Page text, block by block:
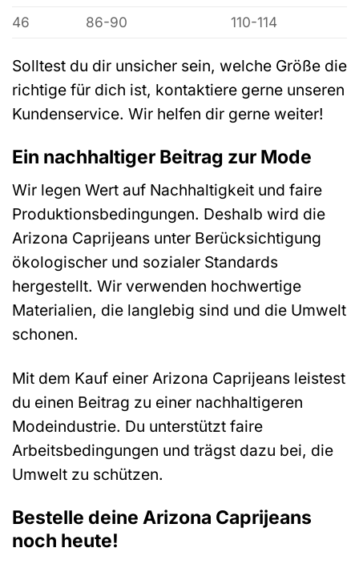
46
86-90 110-114
Solltest du dir unsicher sein, welche Größe die
richtige für dich ist, kontaktiere gerne unseren
Kundenservice. Wir helfen dir gerne weiter!
Ein nachhaltiger Beitrag zur Mode
Wir legen Wert auf Nachhaltigkeit und faire
Produktionsbedingungen. Deshalb wird die
Arizona Caprijeans unter Berücksichtigung
ökologischer und sozialer Standards
hergestellt. Wir verwenden hochwertige
Materialien, die langlebig sind und die Umwelt
schonen.
Mit dem Kauf einer Arizona Caprijeans leistest
du einen Beitrag zu einer nachhaltigeren
Modeindustrie. Du unterstützt faire
Arbeitsbedingungen und trägst dazu bei, die
Umwelt zu schützen.
Bestelle deine Arizona Caprijeans
noch heute!